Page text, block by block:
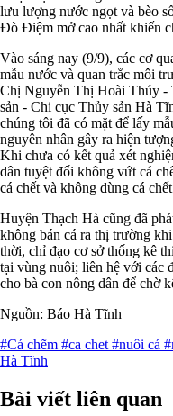
lưu lượng nước ngọt và bèo
Đò Điệm mở cao nhất khiến
Vào sáng nay (9/9), các cơ
mẫu nước và quan trắc môi
Chị Nguyễn Thị Hoài Thúy -
sản - Chi cục Thủy sản Hà
chúng tôi đã có mặt để lấy
nguyên nhân gây ra hiện
Khi chưa có kết quả xét
dân tuyệt đối không vứt cá
cá chết và không dùng cá
Huyện Thạch Hà cũng đã
không bán cá ra thị trường
thời, chỉ đạo cơ sở thống kê
tại vùng nuôi; liên hệ với các
cho bà con nông dân để chờ
Nguồn: Báo Hà Tĩnh
#Cá chẽm #ca chet #nuôi cá
Hà Tĩnh
Bài viết liên quan